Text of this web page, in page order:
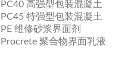
PC40 高强型包装混凝土
PC45 特强型包装混凝土
PE 维修砂浆界面剂
Procrete 聚合物界面乳液